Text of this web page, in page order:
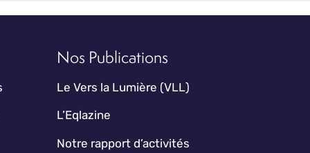
Nos Publications
Le Vers la Lumière (VLL)
L’Eqlazine
Notre rapport d’activités